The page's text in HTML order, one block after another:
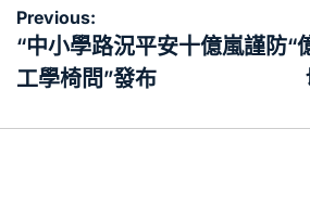
文
章
導
Previous:
“中小學路況平安十億嵐
工學椅問”發布
謹防“